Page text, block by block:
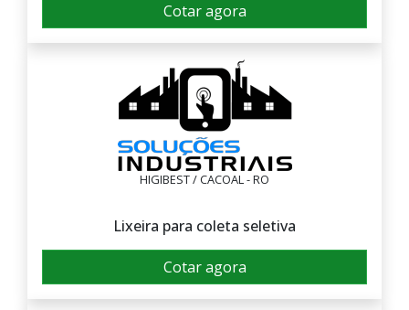
Cotar agora
HIGIBEST / CACOAL - RO
Lixeira para coleta seletiva
Cotar agora